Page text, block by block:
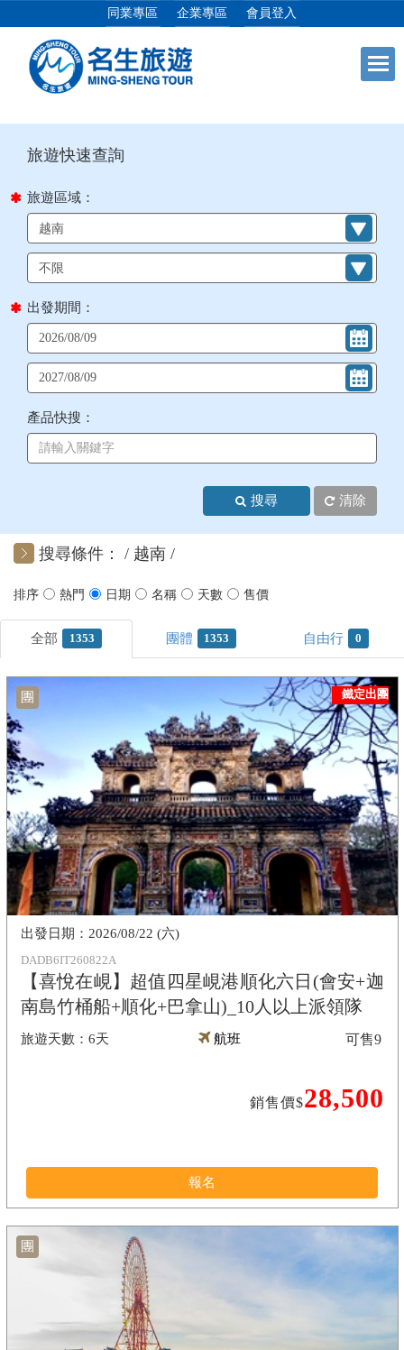
同業專區 企業專區 會員登入
日本專館 +
郵輪假期
海島假期 +
韓國
東南亞 +
美加紐澳 +
+
客製化行程
目前位置： 首頁 列表
旅遊區域：
出發期間：
產品快搜：
搜尋 清除
搜尋條件： 越南
1353 1353 0
團
DADB6IT260822A
【喜悅在峴】超值四星峴港順化六日(會安+迦
南島竹桶船+順化+巴拿山)_10人以上派領隊
6天
2026/08/22 (六)
航班
銷售價$28,500
可售9
報名
鐵定出團
團